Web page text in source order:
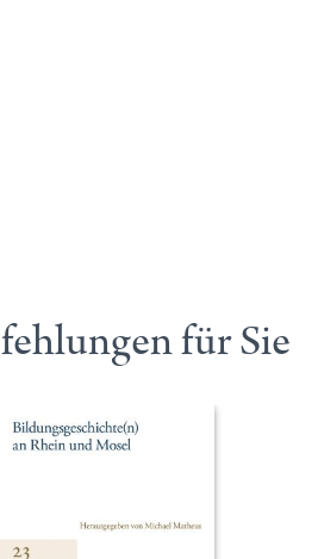
für Sie